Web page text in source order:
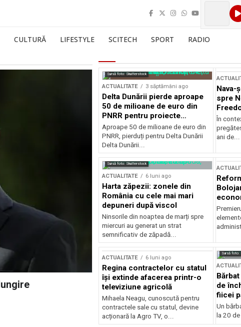
CULTURĂ LIFESTYLE SCITECH SPORT RADIO
Sursă foto: Shutterstock
ACTUALITATE 3 săptămâni ago
Delta Dunării pierde aproape
50 de milioane de euro din
PNRR pentru proiecte
esențiale
Aproape 50 de milioane de euro din
PNRR, pierduți pentru Delta Dunării
Delta Dunării...
Nava-
spre
În
ani de...
Sursă foto: Shutterstock
ACTUALITATE 6 luni ago
Harta zăpezii: zonele din
România cu cele mai mari
depuneri după viscol
Ninsorile din noaptea de marți spre
miercuri au generat un strat
semnificativ de zăpadă...
ACTUALITATE 6 luni ago
Regina contractelor cu statul
își extinde afacerea printr-o
televiziune agricolă
Mihaela Neagu, cunoscută pentru
contractele sale cu statul, devine
acționară la Agro TV, o...
Sursă foto:
de
fiicei
Un
la 20